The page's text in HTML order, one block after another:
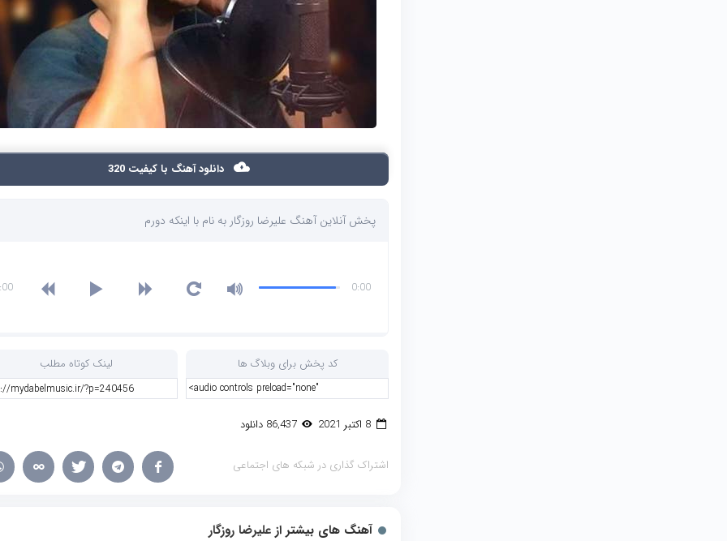
دانلود آهنگ با کیفیت 320
پخش آنلاین آهنگ علیرضا روزگار به نام با اینکه دورم
0:00
کد پخش برای وبلاگ ها لینک کوتاه مطلب
8 اکتبر 2021 86,437 دانلود
اشتراک گذاری در شبکه های اجتماعی
آهنگ های بیشتر از علیرضا روزگار